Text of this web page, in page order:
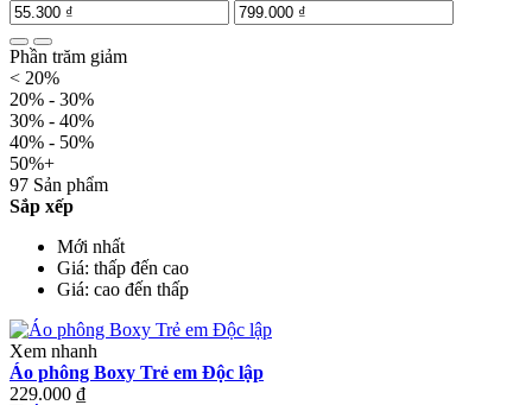
Phần trăm giảm
< 20%
20% - 30%
30% - 40%
40% - 50%
50%+
97 Sản phẩm
Sắp xếp
Mới nhất
Giá: thấp đến cao
Giá: cao đến thấp
Xem nhanh
Áo phông Boxy Trẻ em Độc lập
229.000 ₫